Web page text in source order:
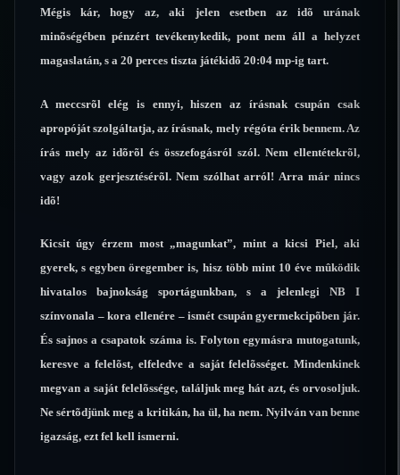
Mégis kár, hogy az, aki jelen esetben az idõ urának
minõségében pénzért tevékenykedik, pont nem áll a helyzet
magaslatán, s a 20 perces tiszta játékidõ 20:04 mp-ig tart.
A meccsrõl elég is ennyi, hiszen az írásnak csupán csak
apropóját szolgáltatja, az írásnak, mely régóta érik bennem. Az
írás mely az idõrõl és összefogásról szól. Nem ellentétekrõl,
vagy azok gerjesztésérõl. Nem szólhat arról! Arra már nincs
idõ!
Kicsit úgy érzem most „magunkat”, mint a kicsi Piel, aki
gyerek, s egyben öregember is, hisz több mint 10 éve mûködik
hivatalos bajnokság sportágunkban, s a jelenlegi NB I
színvonala – kora ellenére – ismét csupán gyermekcipõben jár.
És sajnos a csapatok száma is. Folyton egymásra mutogatunk,
keresve a felelõst, elfeledve a saját felelõsséget. Mindenkinek
megvan a saját felelõssége, találjuk meg hát azt, és orvosoljuk.
Ne sértõdjünk meg a kritikán, ha ül, ha nem. Nyilván van benne
igazság, ezt fel kell ismerni.